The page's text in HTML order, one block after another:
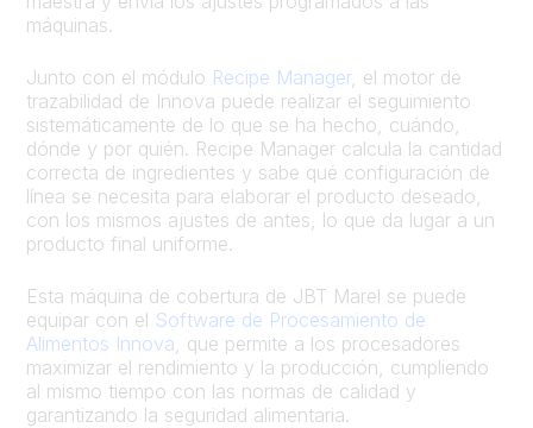
máquinas.
Junto con el módulo Recipe Manager, el motor de
trazabilidad de Innova puede realizar el seguimiento
sistemáticamente de lo que se ha hecho, cuándo,
dónde y por quién. Recipe Manager calcula la cantidad
correcta de ingredientes y sabe qué configuración de
línea se necesita para elaborar el producto deseado,
con los mismos ajustes de antes, lo que da lugar a un
producto final uniforme.
Esta máquina de cobertura de JBT Marel se puede
equipar con el Software de Procesamiento de
Alimentos Innova, que permite a los procesadores
maximizar el rendimiento y la producción, cumpliendo
al mismo tiempo con las normas de calidad y
garantizando la seguridad alimentaria.